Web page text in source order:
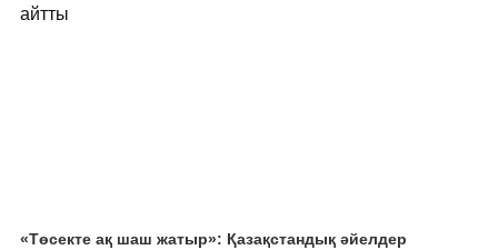
«Төсекте ақ шаш жатыр»: Қазақстандық әйелдер